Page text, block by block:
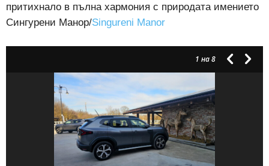
притихнало в пълна хармония с природата имението
Сингурени Манор/Singureni Manor
1 на 8